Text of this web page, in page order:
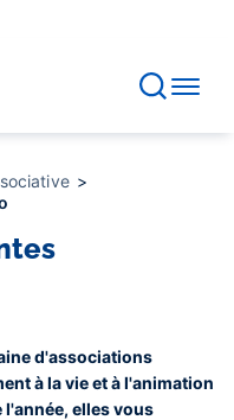
d'associations
à la vie et à l'animation
elles vous